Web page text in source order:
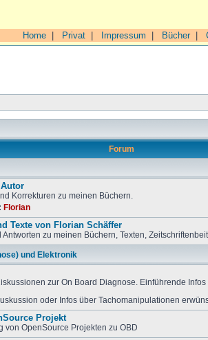
Home Privat Impressum Bücher|
Forum
Korrekturen zu meinen Büchern.
Florian
Texte von Florian Schäffer
Antworten zu meinen Büchern, Texten,
und Elektronik
zur On Board Diagnose. Einführende
oder Infos über Tachomanipulationen
Projekt
von OpenSource Projekten zu OBD